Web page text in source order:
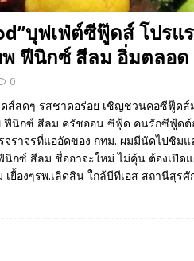
บุฟเฟ่ต์ซีฟู๊ดส์ โปรแ
พ ฟีนิกซ์ สีลม อิ่มตลอด
0
ดส์สดๆ รสชาดอร่อย เชิญชวนคอซีฟู๊ดส์
ฟีนิกซ์ สีลม ครัชออน ซีฟู้ด คนรักซีฟู้ดต้
จราจรที่แออัดของ กทม. ผมมีนัดไปชิม
นิกซ์ สีลม ชื่ออาจะใหม่ ไม่คุ้น ต้องเปิ
ยื้องๆรพ.เลิดสิน ใกล้บีทีเอส สถานีสุร